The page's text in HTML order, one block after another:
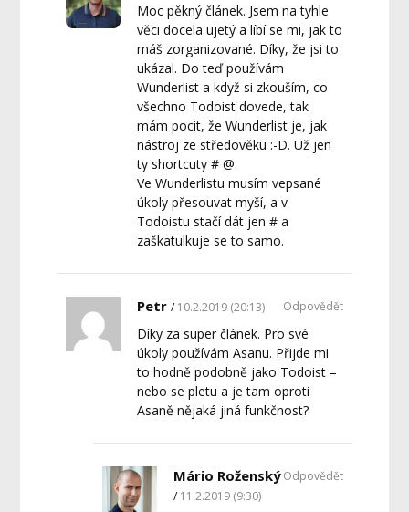
Moc pěkný článek. Jsem na tyhle
věci docela ujetý a líbí se mi, jak to
máš zorganizované. Díky, že jsi to
ukázal. Do teď používám
Wunderlist a když si zkouším, co
všechno Todoist dovede, tak
mám pocit, že Wunderlist je, jak
nástroj ze středověku :-D. Už jen
ty shortcuty # @.
Ve Wunderlistu musím vepsané
úkoly přesouvat myší, a v
Todoistu stačí dát jen # a
zaškatulkuje se to samo.
Petr 10.2.2019 (20:13)
Díky za super článek. Pro své
úkoly používám Asanu. Přijde mi
to hodně podobně jako Todoist –
nebo se pletu a je tam oproti
Asaně nějaká jiná funkčnost?
Odpovědět
Mário Roženský
11.2.2019 (9:30)
Odpovědět